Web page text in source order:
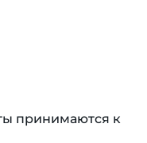
принимаются к